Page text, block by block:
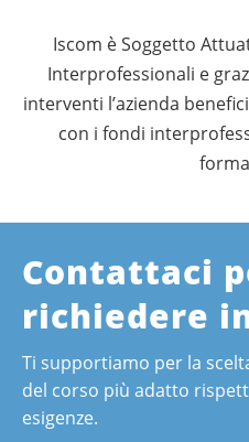
Iscom è Soggetto
Interprofessionali e
interventi l’azienda
con i fondi
Contattaci
richiedere
Ti supportiamo per la
del corso più adatto
esigenze.